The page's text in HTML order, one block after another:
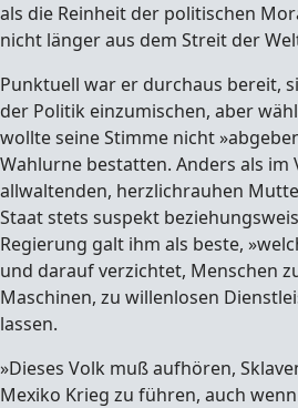
als die Reinheit der politischen
nicht länger aus dem Streit der
Punktuell war er durchaus bereit,
der Politik einzumischen, aber
wollte seine Stimme nicht
Wahlurne bestatten. Anders als im
allwaltenden, herzlichrauhen
Staat stets suspekt
Regierung galt ihm als beste,
und darauf verzichtet, Menschen
Maschinen, zu willenlosen
lassen.
»Dieses Volk muß aufhören,
Mexiko Krieg zu führen, auch